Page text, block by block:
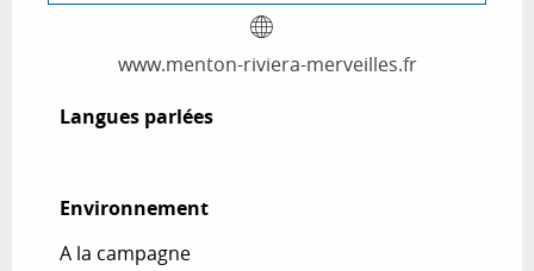
www.menton-riviera-merveilles.fr
Langues parlées
Langues parlées
Environnement
Environnement
A la campagne